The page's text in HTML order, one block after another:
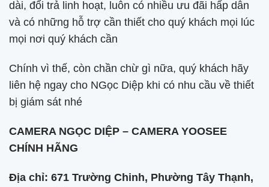
dài, đổi trả linh hoạt, luôn có nhiều ưu đãi hấp dẫn
và có những hỗ trợ cần thiết cho quý khách mọi lúc
mọi nơi quý khách cần
Chính vì thế, còn chần chừ gì nữa, quý khách hãy
liên hệ ngay cho NGọc Diệp khi có nhu cầu về thiết
bị giám sát nhé
CAMERA NGỌC DIỆP – CAMERA YOOSEE
CHÍNH HÃNG
Địa chỉ: 671 Trường Chinh, Phường Tây Thạnh,